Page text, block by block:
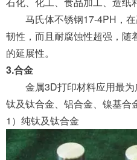
马氏体不锈钢17-4PH，
韧性，而且耐腐蚀性超强，随
的延展性。
3.合金
金属3D打印材料应用最为
钛及钛合金、铝合金、镍基合
1）纯钛及钛合金